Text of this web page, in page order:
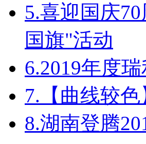
5.喜迎国庆
国旗"活动
6.2019年度
7. 【曲线较
8.湖南登腾